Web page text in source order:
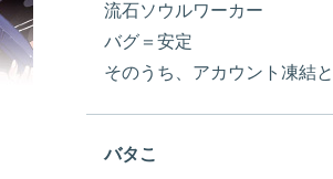
流石ソウルワーカー
バグ＝安定
そのうち、アカウント凍結
バタこ